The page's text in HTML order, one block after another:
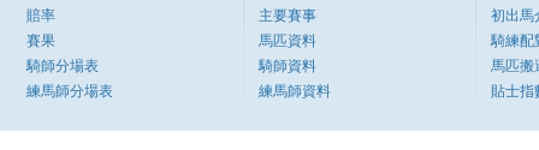
賠率
賽果
騎師分場表
練馬師分場表
主要賽事
馬匹資料
騎師資料
練馬師資料
初出馬
騎練配
馬匹搬
貼士指